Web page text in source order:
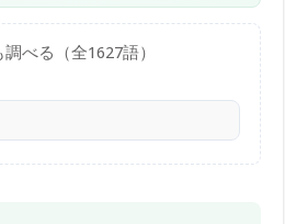
べる（全1627語）